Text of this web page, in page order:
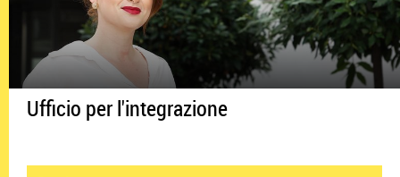
Ufficio per l'integrazione